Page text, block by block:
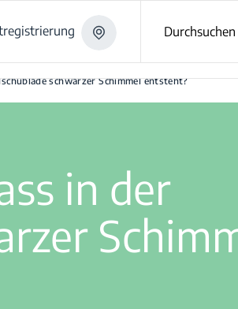
Durchsuchen
schwarzer Schimmel entsteht?
in der
entsteht?